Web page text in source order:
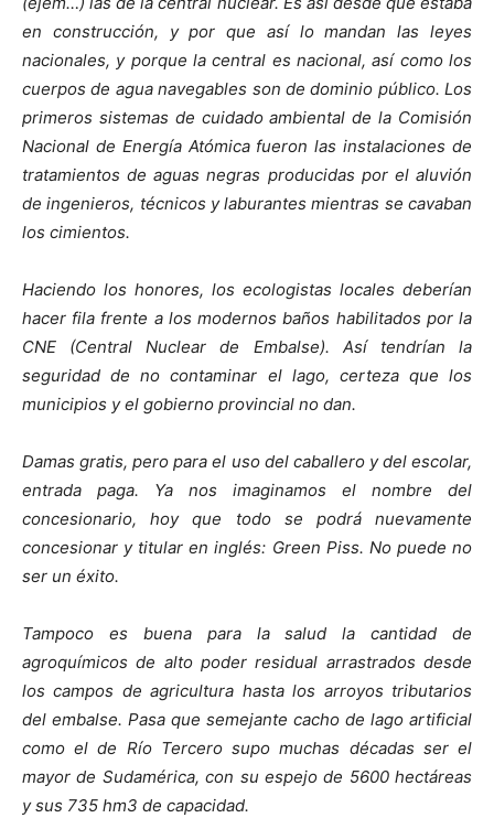
en construcción, y por que así lo mandan las leyes
nacionales, y porque la central es nacional, así como los
cuerpos de agua navegables son de dominio público. Los
primeros sistemas de cuidado ambiental de la Comisión
Nacional de Energía Atómica fueron las instalaciones de
tratamientos de aguas negras producidas por el aluvión
de ingenieros, técnicos y laburantes mientras se cavaban
los cimientos.
Haciendo los honores, los ecologistas locales deberían
hacer fila frente a los modernos baños habilitados por la
CNE (Central Nuclear de Embalse). Así tendrían la
seguridad de no contaminar el lago, certeza que los
municipios y el gobierno provincial no dan.
Damas gratis, pero para el uso del caballero y del escolar,
entrada paga. Ya nos imaginamos el nombre del
concesionario, hoy que todo se podrá nuevamente
concesionar y titular en inglés: Green Piss. No puede no
ser un éxito.
Tampoco es buena para la salud la cantidad de
agroquímicos de alto poder residual arrastrados desde
los campos de agricultura hasta los arroyos tributarios
del embalse. Pasa que semejante cacho de lago artificial
como el de Río Tercero supo muchas décadas ser el
mayor de Sudamérica, con su espejo de 5600 hectáreas
y sus 735 hm3 de capacidad.